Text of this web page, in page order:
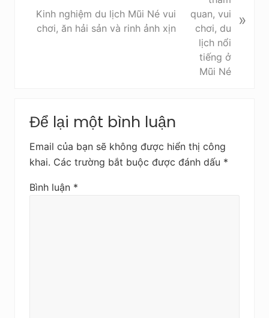
Kinh nghiệm du lịch Mũi Né vui
chơi, ăn hải sản và rinh ảnh xịn
»
Reader
Interactions
Để lại một bình luận
Email của bạn sẽ không được hiển thị công
khai. Các trường bắt buộc được đánh dấu *
Bình luận *